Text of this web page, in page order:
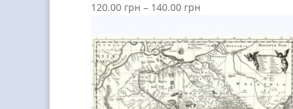
120.00 грн – 140.00 грн